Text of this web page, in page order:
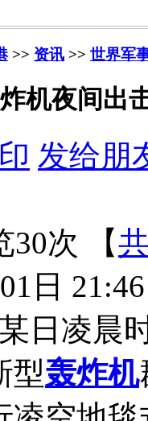
>> 资讯 >> 世界军
机夜间出
发给朋
次 【
日 21:46
凌晨时
型轰炸机